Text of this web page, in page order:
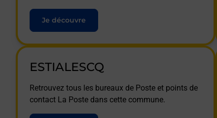
Je découvre
ESTIALESCQ
Retrouvez tous les bureaux de Poste et points de
contact La Poste dans cette commune.